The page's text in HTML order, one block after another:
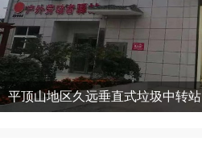
平顶山地区久远垂直式垃圾中转站